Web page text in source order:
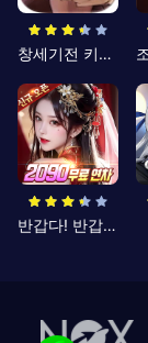
창세기전 키우기
반갑다! 반갑삼국지